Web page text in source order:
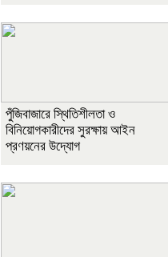
পুঁজিবাজারে স্থিতিশীলতা ও
বিনিয়োগকারীদের সুরক্ষায় আইন
প্রণয়নের উদ্যোগ